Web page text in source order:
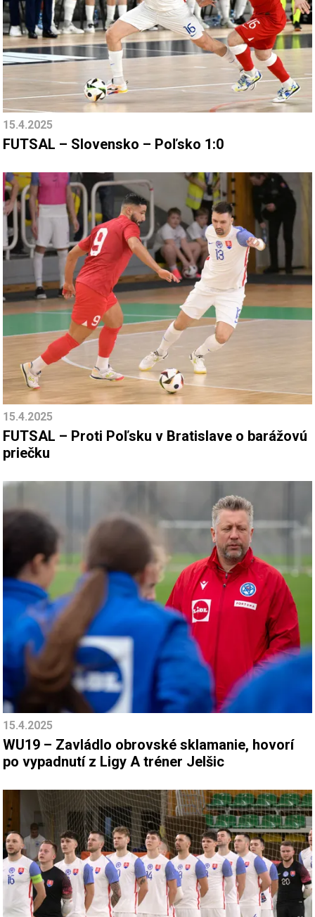
15.4.2025
FUTSAL – Slovensko – Poľsko 1:0
15.4.2025
FUTSAL – Proti Poľsku v Bratislave o barážovú
priečku
15.4.2025
WU19 – Zavládlo obrovské sklamanie, hovorí
po vypadnutí z Ligy A tréner Jelšic